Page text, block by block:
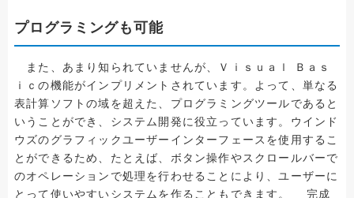
プログラミングも可能
また、あまり知られていませんが、Ｖｉｓｕａｌ Ｂａｓ
ｉｃの機能がインプリメントされています。よって、単なる
表計算ソフトの域を超えた、プログラミングツールであると
いうことができ、システム開発に役立っています。ウインド
ウズのグラフィックユーザーインターフェースを使用するこ
とができるため、たとえば、ボタン操作やスクロールバーで
のオペレーションで処理を行わせることにより、ユーザーに
とって使いやすいシステムを作ることもできます。 完成